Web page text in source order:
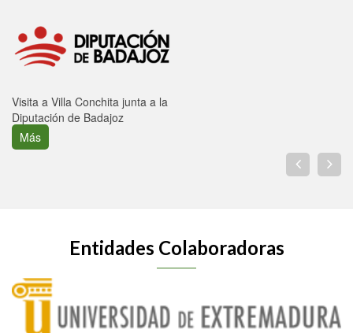
Visita a Villa Conchita junta a la
Diputación de Badajoz
Más
Entidades Colaboradoras